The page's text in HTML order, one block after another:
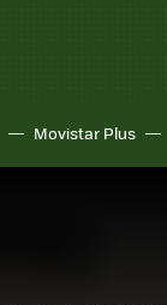
Movistar Plus